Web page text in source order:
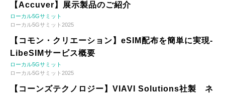
【Accuver】展示製品のご紹介
ローカル5Gサミット
ローカル5Gサミット2025
【コモン・クリエーション】eSIM配布を簡単に実現-
LibeSIMサービス概要
ローカル5Gサミット
ローカル5Gサミット2025
【コーンズテクノロジー】VIAVI Solutions社製 ネ